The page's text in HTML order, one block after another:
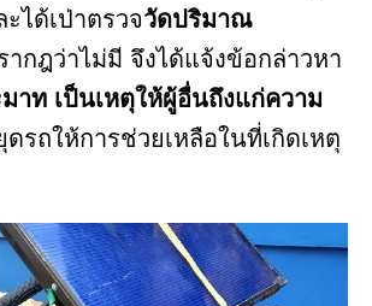
ได้เป่าตรวจวัดปริมาณ
ากฎว่าไม่มี จึงได้แจ้งข้อกล่าวหา
าท เป็นเหตุให้ผู้อื่นถึงแก่ความ
รถให้การช่วยเหลือในที่เกิดเหตุ